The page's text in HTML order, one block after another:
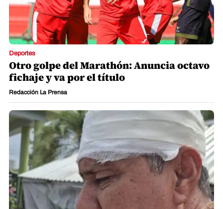
Deportes
Otro golpe del Marathón: Anuncia octavo
fichaje y va por el título
Redacción La Prensa